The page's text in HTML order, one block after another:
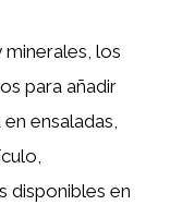
minerales, los
para añadir
ensaladas,
disponibles en